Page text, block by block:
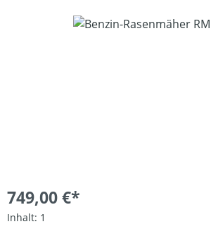
Bildergalerie überspringen
749,00 €*
Inhalt: 1